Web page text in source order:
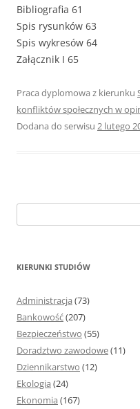
Bibliografia 61
Spis rysunków 63
Spis wykresów 64
Załącznik I 65
Praca dyplomowa z kierunku
konfliktów społecznych w
Dodana do serwisu 2 lutego
z
KIERUNKI STUDIÓW
Administracja (73)
Bankowość(207)
Bezpieczeństwo (55)
Doradztwo zawodowe(11)
Dziennikarstwo (12)
Ekologia (24)
Ekonomia (167)